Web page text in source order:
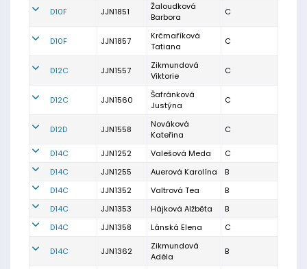
D10F JJN1851
Žaloudková
Barbora
C
D10F JJN1857
Krčmaříková
Tatiana
C
D12C JJN1557
Zikmundová
Viktorie
C
D12C JJN1560
Šafránková
Justýna
C
D12D JJN1558
Nováková
Kateřina
C
D14C JJN1252 Valešová Meda
C
D14C
JJN1255 Auerová Karolína
B
D14C
JJN1352 Valtrová Tea
B
D14C
JJN1353 Hájková Alžběta
B
D14C
JJN1358 Lánská Elena C
D14C JJN1362
Zikmundová
Adéla
B